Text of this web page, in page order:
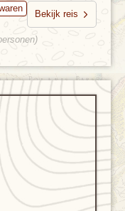
Bekijk reis